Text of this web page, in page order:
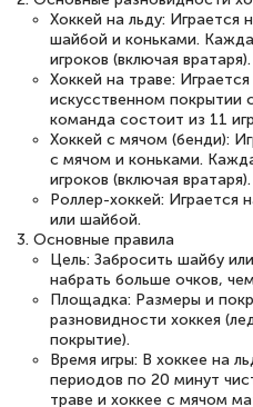
Хоккей на льду: Играется
шайбой и коньками.
игроков (включая вратаря).
Хоккей на траве:
искусственном
команда состоит из 11
Хоккей с мячом (бенди):
с мячом и коньками.
игроков (включая вратаря).
Роллер-хоккей: Играется
или шайбой.
3. Основные правила
Цель: Забросить шайбу
набрать больше очков,
Площадка: Размеры и
разновидности хоккея
покрытие).
Время игры: В хоккее на
периодов по 20 минут
траве и хоккее с мячом